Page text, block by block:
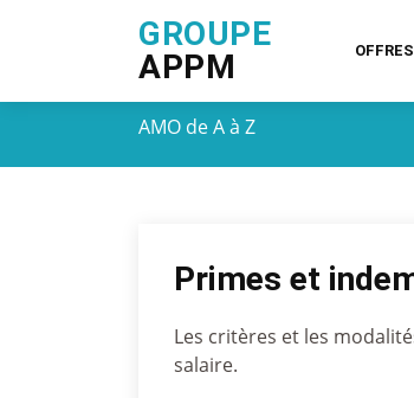
GROUPE
APPM
AMO de A à Z
Primes et
Les critères et les
salaire.